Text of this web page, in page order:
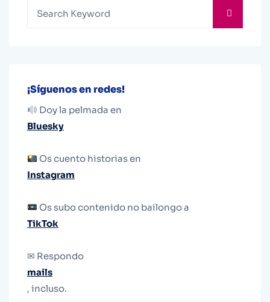
¡Síguenos en redes!
Doy la pelmada en
Bluesky
Os cuento historias en
Instagram
Os subo contenido no bailongo a
TikTok
✉ Respondo
mails
, incluso.